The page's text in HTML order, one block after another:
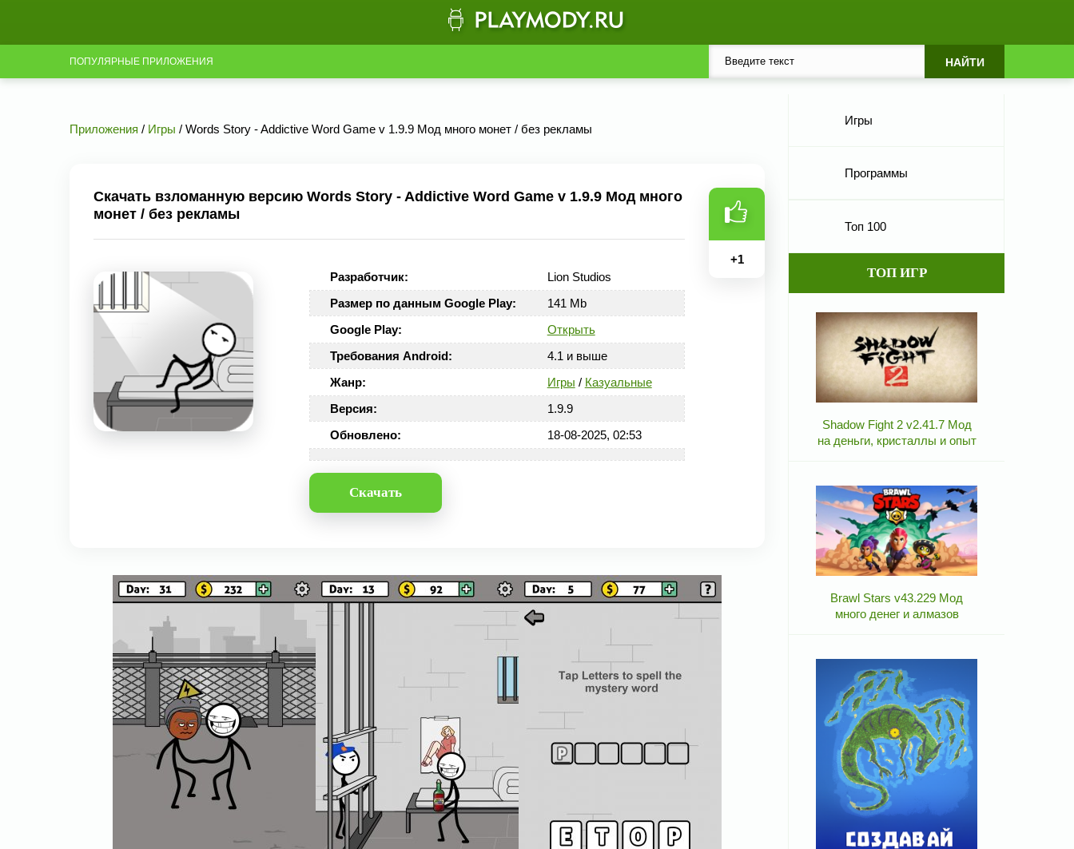
ПОПУЛЯРНЫЕ ПРИЛОЖЕНИЯ
Приложения / Игры / Words Story - Addictive Word Game v 1.9.9 Мод много монет / без рекламы
Скачать взломанную версию Words Story - Addictive Word Game v 1.9.9 Мод много
монет / без рекламы
Разработчик:
Lion Studios
Размер по данным Google Play:
141 Mb
Google Play:
Открыть
Требования Android:
4.1 и выше
Жанр:
Игры / Казуальные
Версия:
1.9.9
Обновлено:
18-08-2025, 02:53
Скачать
+1
Игры
Программы
Топ 100
ТОП ИГР
Shadow Fight 2 v2.41.7 Мод
на деньги, кристаллы и опыт
Brawl Stars v43.229 Мод
много денег и алмазов